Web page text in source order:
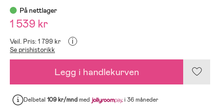
På nettlager
1 539 kr
Veil. Pris: 1 799 kr i
Se prishistorikk
Legg i handlekurven
Delbetal 109 kr/mndmed i 36 måneder